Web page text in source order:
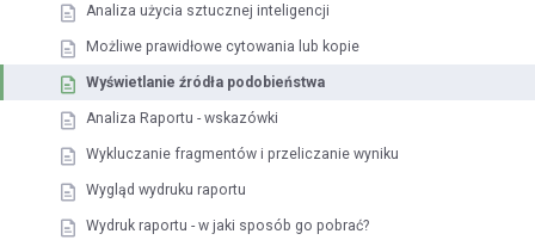
Analiza użycia sztucznej inteligencji
Możliwe prawidłowe cytowania lub kopie
Wyświetlanie źródła podobieństwa
Analiza Raportu - wskazówki
Wykluczanie fragmentów i przeliczanie wyniku
Wygląd wydruku raportu
Wydruk raportu - w jaki sposób go pobrać?